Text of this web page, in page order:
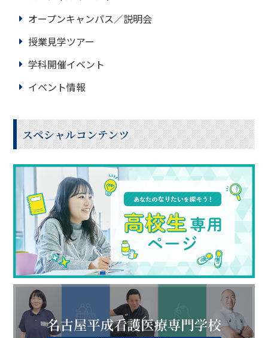
オープンキャンパス／説明会
授業見学ツアー
学科開催イベント
イベント情報
スペシャルコンテンツ